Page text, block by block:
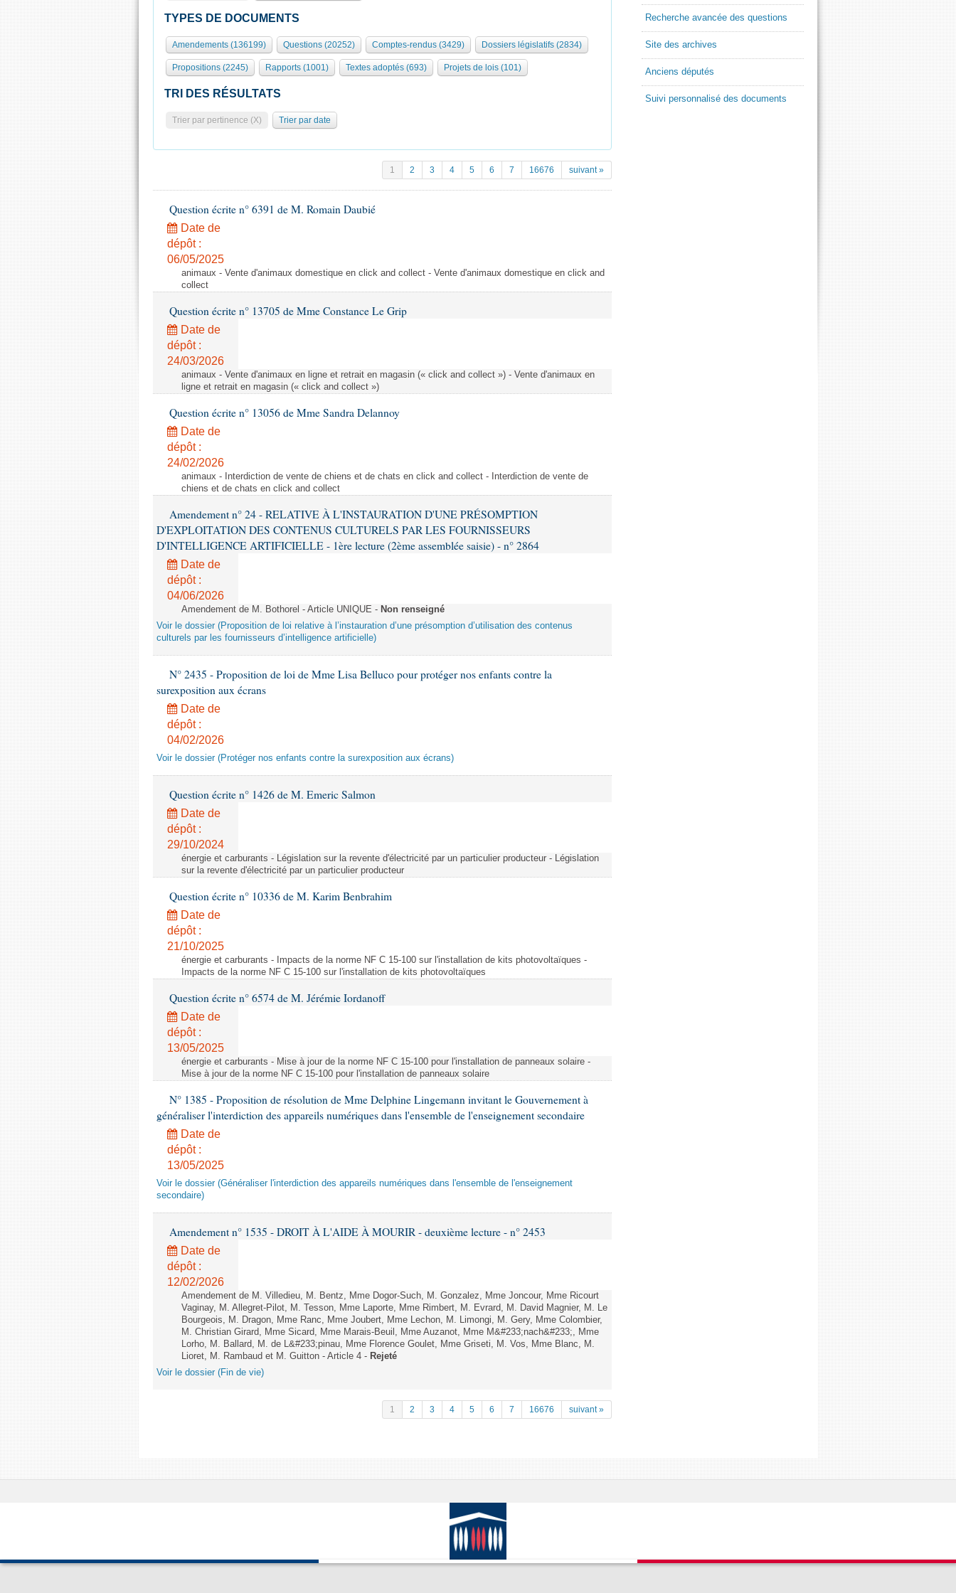
TYPES DE DOCUMENTS
Amendements (136199) Questions (20252) Comptes-rendus (3429) Dossiers législatifs (2834)
Propositions (2245) Rapports (1001) Textes adoptés (693) Projets de lois (101)
TRI DES RÉSULTATS
Trier par pertinence (X) Trier par date
1 2 3 4 5 6 7 16676 suivant »
Question écrite n° 6391 de M. Romain Daubié
Date de
dépôt :
06/05/2025
animaux - Vente d'animaux domestique en click and collect - Vente d'animaux domestique en click and
collect
Question écrite n° 13705 de Mme Constance Le Grip
Date de
dépôt :
24/03/2026
animaux - Vente d'animaux en ligne et retrait en magasin (« click and collect ») - Vente d'animaux en
ligne et retrait en magasin (« click and collect »)
Question écrite n° 13056 de Mme Sandra Delannoy
Date de
dépôt :
24/02/2026
animaux - Interdiction de vente de chiens et de chats en click and collect - Interdiction de vente de
chiens et de chats en click and collect
Amendement n° 24 - RELATIVE À L'INSTAURATION D'UNE PRÉSOMPTION
D'EXPLOITATION DES CONTENUS CULTURELS PAR LES FOURNISSEURS
D'INTELLIGENCE ARTIFICIELLE - 1ère lecture (2ème assemblée saisie) - n° 2864
Date de
dépôt :
04/06/2026
Amendement de M. Bothorel - Article UNIQUE - Non renseigné
Voir le dossier (Proposition de loi relative à l’instauration d’une présomption d’utilisation des contenus
culturels par les fournisseurs d’intelligence artificielle)
N° 2435 - Proposition de loi de Mme Lisa Belluco pour protéger nos enfants contre la
surexposition aux écrans
Date de
dépôt :
04/02/2026
Voir le dossier (Protéger nos enfants contre la surexposition aux écrans)
Question écrite n° 1426 de M. Emeric Salmon
Date de
dépôt :
29/10/2024
énergie et carburants - Législation sur la revente d'électricité par un particulier producteur - Législation
sur la revente d'électricité par un particulier producteur
Question écrite n° 10336 de M. Karim Benbrahim
Date de
dépôt :
21/10/2025
énergie et carburants - Impacts de la norme NF C 15-100 sur l'installation de kits photovoltaïques -
Impacts de la norme NF C 15-100 sur l'installation de kits photovoltaïques
Question écrite n° 6574 de M. Jérémie Iordanoff
Date de
dépôt :
13/05/2025
énergie et carburants - Mise à jour de la norme NF C 15-100 pour l'installation de panneaux solaire -
Mise à jour de la norme NF C 15-100 pour l'installation de panneaux solaire
N° 1385 - Proposition de résolution de Mme Delphine Lingemann invitant le Gouvernement à
généraliser l'interdiction des appareils numériques dans l'ensemble de l'enseignement secondaire
Date de
dépôt :
13/05/2025
Voir le dossier (Généraliser l'interdiction des appareils numériques dans l'ensemble de l'enseignement
secondaire)
Amendement n° 1535 - DROIT À L'AIDE À MOURIR - deuxième lecture - n° 2453
Date de
dépôt :
12/02/2026
Amendement de M. Villedieu, M. Bentz, Mme Dogor-Such, M. Gonzalez, Mme Joncour, Mme Ricourt
Vaginay, M. Allegret-Pilot, M. Tesson, Mme Laporte, Mme Rimbert, M. Evrard, M. David Magnier, M. Le
Bourgeois, M. Dragon, Mme Ranc, Mme Joubert, Mme Lechon, M. Limongi, M. Gery, Mme Colombier,
M. Christian Girard, Mme Sicard, Mme Marais-Beuil, Mme Auzanot, Mme M&#233;nach&#233;, Mme
Lorho, M. Ballard, M. de L&#233;pinau, Mme Florence Goulet, Mme Griseti, M. Vos, Mme Blanc, M.
Lioret, M. Rambaud et M. Guitton - Article 4 - Rejeté
Voir le dossier (Fin de vie)
1 2 3 4 5 6 7 16676 suivant »
Recherche avancée des questions
Site des archives
Anciens députés
Suivi personnalisé des documents